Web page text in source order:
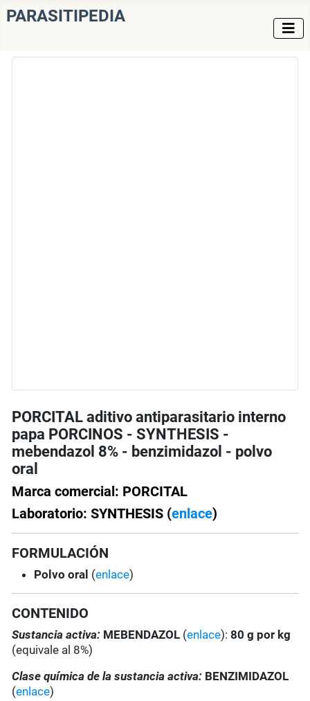
PARASITIPEDIA
PORCITAL aditivo antiparasitario interno
papa PORCINOS - SYNTHESIS -
mebendazol 8% - benzimidazol - polvo
oral
Marca comercial: PORCITAL
Laboratorio: SYNTHESIS (enlace)
FORMULACIÓN
Polvo oral (enlace)
CONTENIDO
Sustancia activa: MEBENDAZOL (enlace): 80 g por kg
(equivale al 8%)
Clase química de la sustancia activa: BENZIMIDAZOL
(enlace)